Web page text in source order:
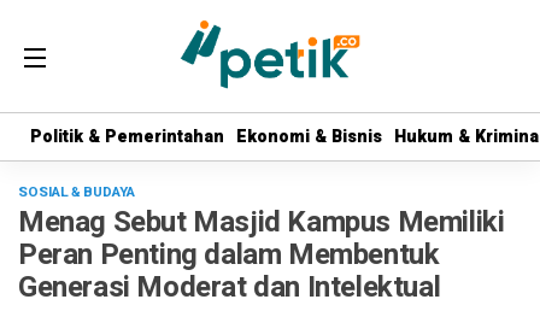
Politik & Pemerintahan Ekonomi & Bisnis Hukum &
Politik & Pemerintahan Ekonomi & Bisnis Hukum &
SOSIAL & BUDAYA
Menag Sebut Masjid Kampus Memiliki
Peran Penting dalam Membentuk
Generasi Moderat dan Intelektual